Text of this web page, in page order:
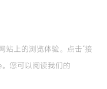
站上的浏览体验。点击“接
您可以阅读我们的